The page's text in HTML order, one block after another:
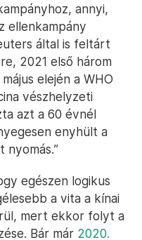
annyi,
ellenkampány
által is feltárt
2021 első három
elején a WHO
vészhelyzeti
azt a 60 évnél
enyhült a
nyomás.”
egészen logikus
a vita a kínai
mert ekkor folyt a
Bár már 2020.